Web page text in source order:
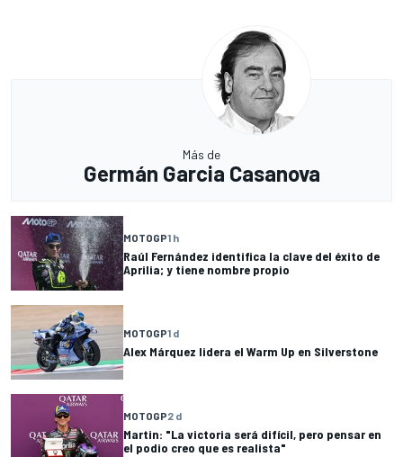
Más de
Germán Garcia Casanova
MOTOGP1 h
Raúl Fernández identifica la clave del éxito de
Aprilia; y tiene nombre propio
MOTOGP1 d
Alex Márquez lidera el Warm Up en Silverstone
MOTOGP2 d
Martin: "La victoria será difícil, pero pensar en
el podio creo que es realista"